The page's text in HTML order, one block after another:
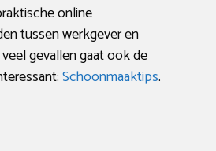
online
tussen werkgever en
gevallen gaat ook de
Schoonmaaktips.